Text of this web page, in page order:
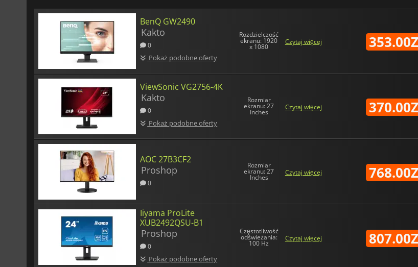
BenQ GW2490
Kakto
0
Pokaż podobne oferty
Rozdzielczość
ekranu: 1920
x 1080
Czytaj więcej
ViewSonic VG2756-4K
Kakto
0
Pokaż podobne oferty
Rozmiar
ekranu: 27
Inches
Czytaj więcej
AOC 27B3CF2
Proshop
0
Rozmiar
ekranu: 27
Inches
Czytaj więcej
Iiyama ProLite
XUB2492QSU-B1
Proshop
0
Pokaż podobne oferty
Częstotliwość
odświeżania:
100 Hz
Czytaj więcej